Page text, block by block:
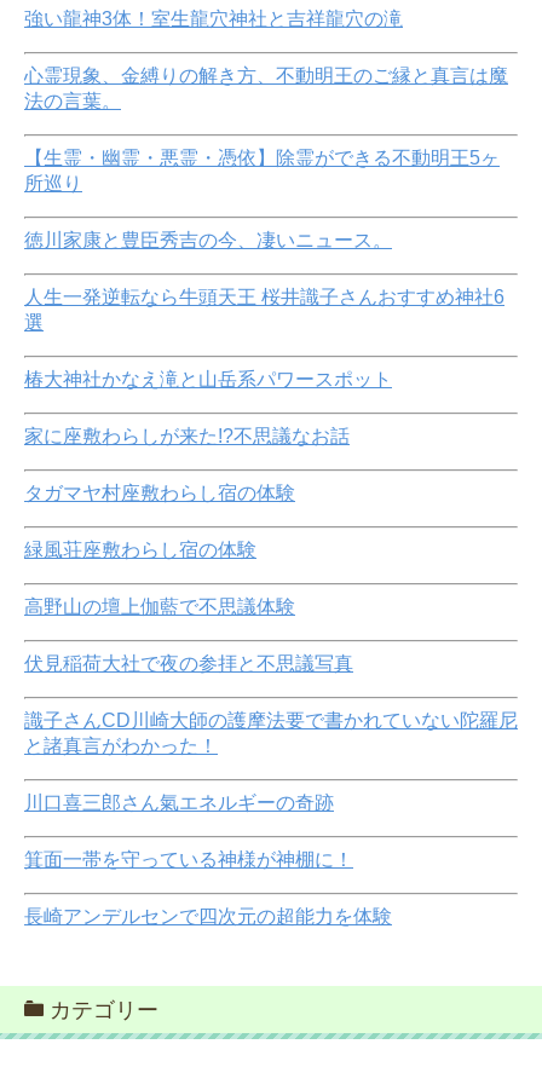
強い龍神3体！室生龍穴神社と吉祥龍穴の滝
心霊現象、金縛りの解き方、不動明王のご縁と真言は魔
法の言葉。
【生霊・幽霊・悪霊・憑依】除霊ができる不動明王5ヶ
所巡り
徳川家康と豊臣秀吉の今、凄いニュース。
人生一発逆転なら牛頭天王 桜井識子さんおすすめ神社6
選
椿大神社かなえ滝と山岳系パワースポット
家に座敷わらしが来た!?不思議なお話
タガマヤ村座敷わらし宿の体験
緑風荘座敷わらし宿の体験
高野山の壇上伽藍で不思議体験
伏見稲荷大社で夜の参拝と不思議写真
識子さんCD川崎大師の護摩法要で書かれていない陀羅尼
と諸真言がわかった！
川口喜三郎さん氣エネルギーの奇跡
箕面一帯を守っている神様が神棚に！
長崎アンデルセンで四次元の超能力を体験
カテゴリー